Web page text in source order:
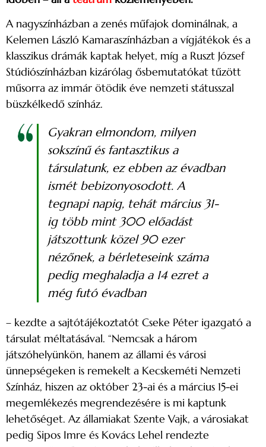
A nagyszínházban a zenés műfajok dominálnak, a
Kelemen László Kamaraszínházban a vígjátékok és a
klasszikus drámák kaptak helyet, míg a Ruszt József
Stúdiószínházban kizárólag ősbemutatókat tűzött
műsorra az immár ötödik éve nemzeti státusszal
büszkélkedő színház.
Gyakran elmondom, milyen
sokszínű és fantasztikus a
társulatunk, ez ebben az évadban
ismét bebizonyosodott. A
tegnapi napig, tehát március 31-
ig több mint 300 előadást
játszottunk közel 90 ezer
nézőnek, a bérleteseink száma
pedig meghaladja a 14 ezret a
még futó évadban
– kezdte a sajtótájékoztatót Cseke Péter igazgató a
társulat méltatásával. “Nemcsak a három
játszóhelyünkön, hanem az állami és városi
ünnepségeken is remekelt a Kecskeméti Nemzeti
Színház, hiszen az október 23-ai és a március 15-ei
megemlékezés megrendezésére is mi kaptunk
lehetőséget. Az államiakat Szente Vajk, a városiakat
pedig Sipos Imre és Kovács Lehel rendezte